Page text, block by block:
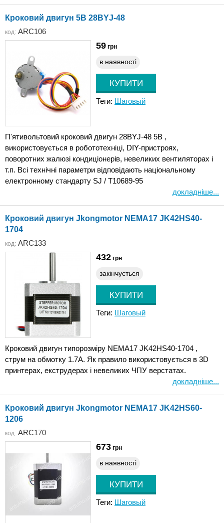
Кроковий двигун 5В 28BYJ-48
код: ARC106
59 грн
в наявності
Теги: Шаговый
П'ятивольтовий кроковий двигун 28BYJ-48 5В ,
використовується в робототехніці, DIY-пристроях,
поворотних жалюзі кондиціонерів, невеликих вентиляторах і
т.п. Всі технічні параметри відповідають національному
електронному стандарту SJ / T10689-95
докладніше...
Кроковий двигун Jkongmotor NEMA17 JK42HS40-
1704
код: ARC133
432 грн
закінчується
Теги: Шаговый
Кроковий двигун типорозміру NEMA17 JK42HS40-1704 ,
струм на обмотку 1.7А. Як правило використовується в 3D
принтерах, екструдерах і невеликих ЧПУ верстатах.
докладніше...
Кроковий двигун Jkongmotor NEMA17 JK42HS60-
1206
код: ARC170
673 грн
в наявності
Теги: Шаговый